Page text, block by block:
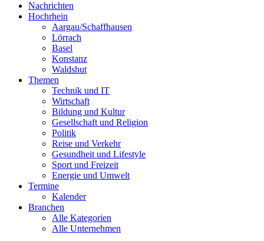
Nachrichten
Hochrhein
Aargau/Schaffhausen
Lörrach
Basel
Konstanz
Waldshut
Themen
Technik und IT
Wirtschaft
Bildung und Kultur
Gesellschaft und Religion
Politik
Reise und Verkehr
Gesundheit und Lifestyle
Sport und Freizeit
Energie und Umwelt
Termine
Kalender
Branchen
Alle Kategorien
Alle Unternehmen